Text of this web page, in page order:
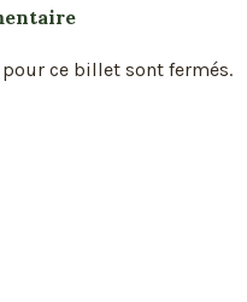
ce billet sont fermés.